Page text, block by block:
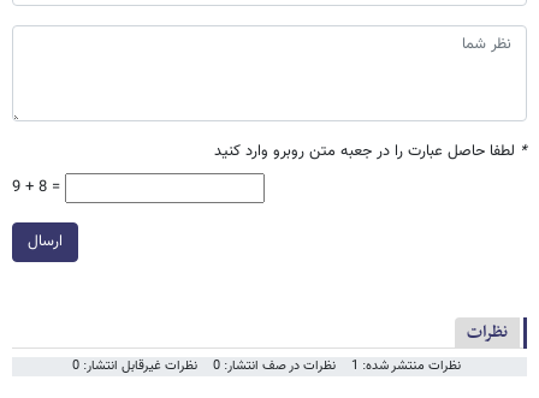
* لطفا حاصل عبارت را در جعبه متن روبرو وارد کنید
9 + 8 =
ارسال
نظرات
نظرات منتشر شده: 1 نظرات در صف انتشار: 0 نظرات غیرقابل انتشار: 0